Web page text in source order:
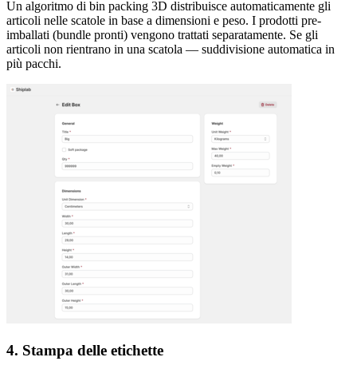
Un algoritmo di bin packing 3D distribuisce automaticamente gli
articoli nelle scatole in base a dimensioni e peso. I prodotti pre-
imballati (bundle pronti) vengono trattati separatamente. Se gli
articoli non rientrano in una scatola — suddivisione automatica in
più pacchi.
4. Stampa delle etichette